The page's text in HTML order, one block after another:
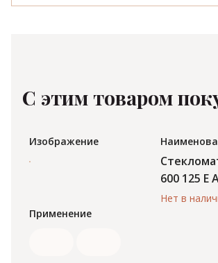
С этим товаром
Изображение
600 125 Е
Нет в
Применение